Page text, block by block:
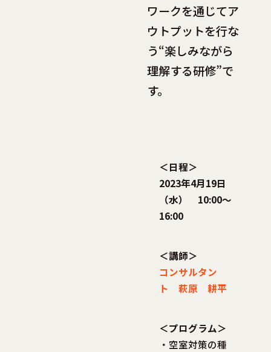
ワークを通じてア
ウトプットを行な
う“楽しみながら
理解する研修”で
す。
＜日程＞
2023年4月19日
（水） 10:00～
16:00
＜講師＞
コンサルタン
ト 萩原 耕平
＜プログラム＞
・空室対策の種